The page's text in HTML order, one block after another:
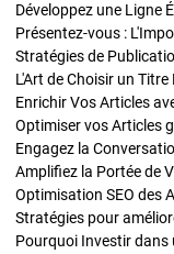
Développez une Ligne
Présentez-vous :
L'Art de Choisir un
Optimiser vos Articles
Engagez la
Amplifiez la Portée de